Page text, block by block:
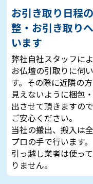
お引き取り日程
整・お引き取り
います
弊社自社スタッフに
お仏壇の引取りに伺
す。その際に近隣の
見えないように梱包
出させて頂きますので
ご安心ください。
当社の搬出、搬入は
プロの手で行います。
引っ越し業者は使っ
りません。